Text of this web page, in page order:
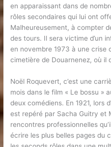
en apparaissant dans de
rôles secondaires qui lui ont
Malheureusement, à compter
des tours. Il sera victime d’un
en novembre 1973 à une crise
cimetière de Douarnenez, où il
Noël Roquevert, c’est une
mois dans le film « Le bossu »
deux comédiens. En 1921, lors
est repéré par Sacha Guitry et
rencontres professionnelles
écrire les plus belles pages du